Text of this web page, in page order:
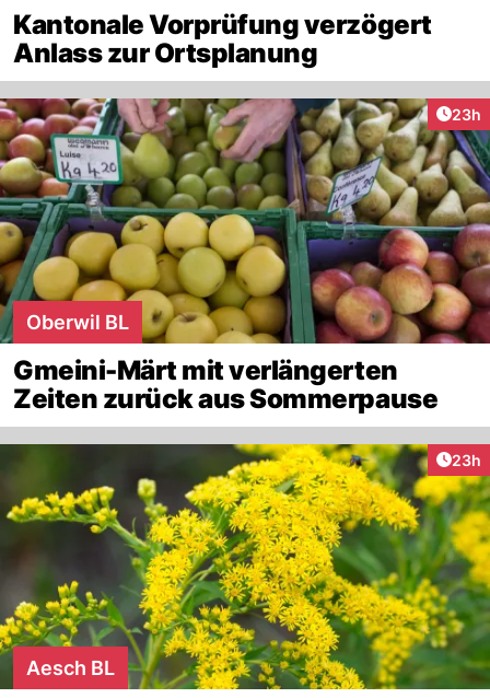
Kantonale Vorprüfung verzögert
Anlass zur Ortsplanung
23h
Oberwil BL
Gmeini-Märt mit verlängerten
Zeiten zurück aus Sommerpause
23h
Aesch BL